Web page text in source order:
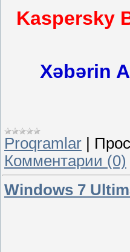
Kaspersky
Xəbərin
Proqramlar
Комментарии (0)
Windows 7